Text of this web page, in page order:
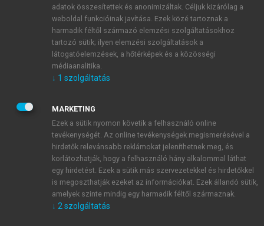
E-MAIL-CÍM
JELSZÓ
JELSZÓ ÚJRA
Kérek értesítést a MeRSZ újdonságairól, akcióiról.
Kérek értesítést az Akadémiai Kiadó Zrt. újdonságairól,
adatok összesítettek és anonimizáltak. Céljuk kizárólag a
weboldal funkcióinak javítása. Ezek közé tartoznak a
harmadik féltől származó elemzési szolgáltatásokhoz
tartozó sütik; ilyen elemzési szolgáltatások a
látogatóelemzések, a hőtérképek és a közösségi
médiaanalitika.
↓ 1 szolgáltatás
MARKETING
Ezek a sütik nyomon követik a felhasználó online
tevékenységét. Az online tevékenységek megismerésével a
hirdetők relevánsabb reklámokat jeleníthetnek meg, és
korlátozhatják, hogy a felhasználó hány alkalommal láthat
egy hirdetést. Ezek a sütik más szervezetekkel és hirdetőkkel
is megoszthatják ezeket az információkat. Ezek állandó sütik,
amelyek szinte mindig egy harmadik féltől származnak.
↓ 2 szolgáltatás